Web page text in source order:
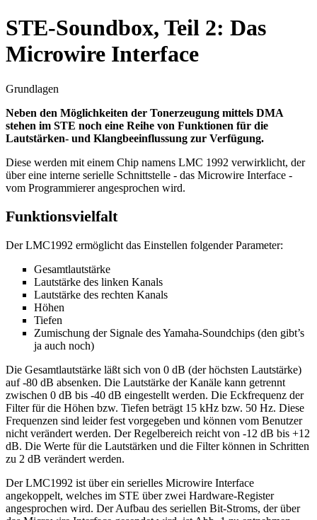
STE-Soundbox, Teil 2: Das
Microwire Interface
Grundlagen
Neben den Möglichkeiten der Tonerzeugung mittels DMA
stehen im STE noch eine Reihe von Funktionen für die
Lautstärken- und Klangbeeinflussung zur Verfügung.
Diese werden mit einem Chip namens LMC 1992 verwirklicht, der
über eine interne serielle Schnittstelle - das Microwire Interface -
vom Programmierer angesprochen wird.
Funktionsvielfalt
Der LMC1992 ermöglicht das Einstellen folgender Parameter:
Gesamtlautstärke
Lautstärke des linken Kanals
Lautstärke des rechten Kanals
Höhen
Tiefen
Zumischung der Signale des Yamaha-Soundchips (den gibt’s
ja auch noch)
Die Gesamtlautstärke läßt sich von 0 dB (der höchsten Lautstärke)
auf -80 dB absenken. Die Lautstärke der Kanäle kann getrennt
zwischen 0 dB bis -40 dB eingestellt werden. Die Eckfrequenz der
Filter für die Höhen bzw. Tiefen beträgt 15 kHz bzw. 50 Hz. Diese
Frequenzen sind leider fest vorgegeben und können vom Benutzer
nicht verändert werden. Der Regelbereich reicht von -12 dB bis +12
dB. Die Werte für die Lautstärken und die Filter können in Schritten
zu 2 dB verändert werden.
Der LMC1992 ist über ein serielles Microwire Interface
angekoppelt, welches im STE über zwei Hardware-Register
angesprochen wird. Der Aufbau des seriellen Bit-Stroms, der über